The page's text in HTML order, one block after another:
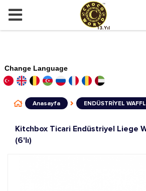
Change Language
Anasayfa ENDÜSTRİYEL
Kitchbox Ticari Endüstriyel Liege
(6'lı)